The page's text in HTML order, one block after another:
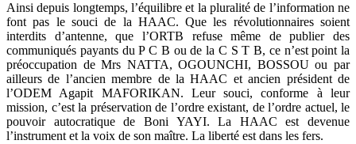
Ainsi depuis longtemps, l’équilibre et la pluralité de l’information ne
font pas le souci de la HAAC. Que les révolutionnaires soient
interdits d’antenne, que l’ORTB refuse même de publier des
communiqués payants du P C B ou de la C S T B, ce n’est point la
préoccupation de Mrs NATTA, OGOUNCHI, BOSSOU ou par
ailleurs de l’ancien membre de la HAAC et ancien président de
l’ODEM Agapit MAFORIKAN. Leur souci, conforme à leur
mission, c’est la préservation de l’ordre existant, de l’ordre actuel, le
pouvoir autocratique de Boni YAYI. La HAAC est devenue
l’instrument et la voix de son maître. La liberté est dans les fers.